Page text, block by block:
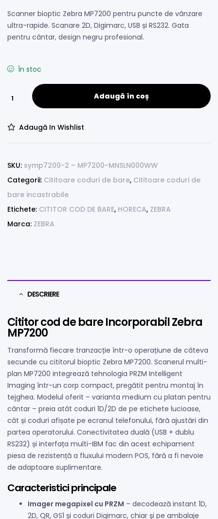
Scanner bioptic Zebra MP7200 pentru puncte de vânzare
ultra-rapide. Scanare 2D, Digimarc, USB și RS232. Gata
pentru cântar, design negru profesional.
În stoc
Adaugă în coș
Adaugă In Wishlist
SKU: symp7200-2 – MP7200-MNSLN000WW
Categorii: Cititoare coduri de bare, Cititoare coduri de
bare incastrabile
Etichete: CITITOR COD DE BARE, HORECA, ZEBRA
Marca: ZEBRA
DESCRIERE
Cititor cod de bare Incorporabil Zebra
MP7200
Transformă fiecare tranzacție într-o operațiune de câteva
secunde cu cititorul bioptic Zebra MP7200. Scanerul multi-
plan MP7200 integrează tehnologia PRZM Intelligent
Imaging într-un corp compact, pregătit pentru montaj în
tejghea. Modelul oferit – varianta medium cu platan pentru
cântar – preia atât coduri 1D/2D de pe etichete lucioase,
cât și coduri afișate pe ecranul telefonului, fără ajustări din
partea operatorului. Conectivitatea duală (USB + dublu
RS232) și interfața multi-IBM fac din acest echipament
piesa de rezistență a fluxului modern POS, fără a fi nevoie
de adaptoare suplimentare.
Caracteristici principale
Imager megapixel cu PRZM – decodează instant 1D,
2D, QR, GS1 şi coduri Digimarc, chiar şi pe ambalaje